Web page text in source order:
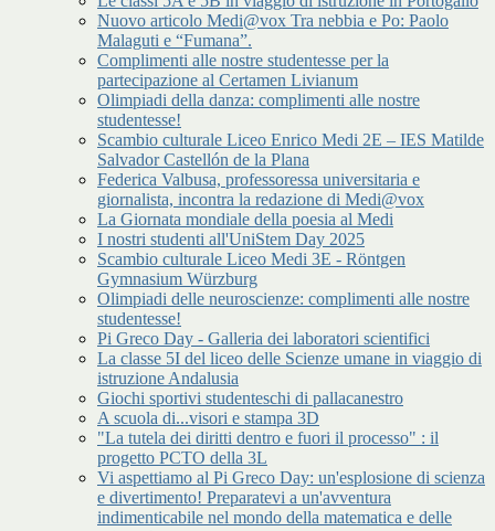
Nuovo articolo Medi@vox Tra nebbia e Po: Paolo
Malaguti e “Fumana”.
Complimenti alle nostre studentesse per la
partecipazione al Certamen Livianum
Olimpiadi della danza: complimenti alle nostre
studentesse!
Scambio culturale Liceo Enrico Medi 2E – IES Matilde
Salvador Castellón de la Plana
Federica Valbusa, professoressa universitaria e
giornalista, incontra la redazione di Medi@vox
La Giornata mondiale della poesia al Medi
I nostri studenti all'UniStem Day 2025
Scambio culturale Liceo Medi 3E - Röntgen
Gymnasium Würzburg
Olimpiadi delle neuroscienze: complimenti alle nostre
studentesse!
Pi Greco Day - Galleria dei laboratori scientifici
La classe 5I del liceo delle Scienze umane in viaggio di
istruzione Andalusia
Giochi sportivi studenteschi di pallacanestro
A scuola di...visori e stampa 3D
"La tutela dei diritti dentro e fuori il processo" : il
progetto PCTO della 3L
Vi aspettiamo al Pi Greco Day: un'esplosione di scienza
e divertimento! Preparatevi a un'avventura
indimenticabile nel mondo della matematica e delle